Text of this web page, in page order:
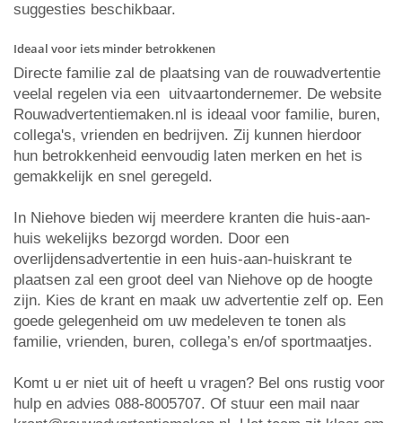
suggesties beschikbaar.
Ideaal voor iets minder betrokkenen
Directe familie zal de plaatsing van de rouwadvertentie
veelal regelen via een uitvaartondernemer. De website
Rouwadvertentiemaken.nl is ideaal voor familie, buren,
collega's, vrienden en bedrijven. Zij kunnen hierdoor
hun betrokkenheid eenvoudig laten merken en het is
gemakkelijk en snel geregeld.
In Niehove bieden wij meerdere kranten die huis-aan-
huis wekelijks bezorgd worden. Door een
overlijdensadvertentie in een huis-aan-huiskrant te
plaatsen zal een groot deel van Niehove op de hoogte
zijn. Kies de krant en maak uw advertentie zelf op. Een
goede gelegenheid om uw medeleven te tonen als
familie, vrienden, buren, collega’s en/of sportmaatjes.
Komt u er niet uit of heeft u vragen? Bel ons rustig voor
hulp en advies 088-8005707. Of stuur een mail naar